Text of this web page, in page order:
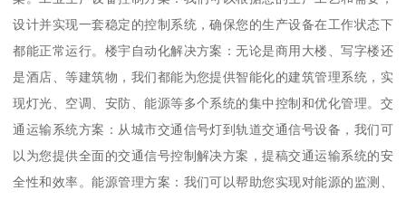
设计并实现一套稳定的控制系统，确保您的生产设备在工作状态下
都能正常运行。楼宇自动化解决方案：无论是商用大楼、写字楼还
是酒店、等建筑物，我们都能为您提供智能化的建筑管理系统，实
现灯光、空调、安防、能源等多个系统的集中控制和优化管理。交
通运输系统方案：从城市交通信号灯到轨道交通信号设备，我们可
以为您提供全面的交通信号控制解决方案，提稿交通运输系统的安
全性和效率。能源管理方案：我们可以帮助您实现对能源的监测、